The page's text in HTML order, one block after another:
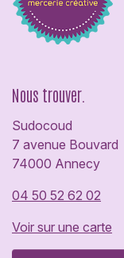
Nous trouver.
Sudocoud
7 avenue Bouvard
74000 Annecy
04 50 52 62 02
Voir sur une carte